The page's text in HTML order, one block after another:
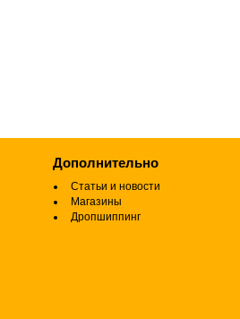
Дополнительно
Статьи и новости
Магазины
Дропшиппинг